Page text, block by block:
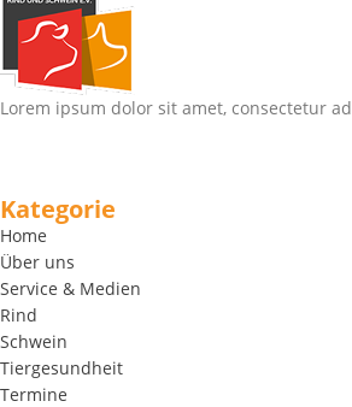
Lorem ipsum dolor sit amet, consectetur
Kategorie
Home
Über uns
Service & Medien
Rind
Schwein
Tiergesundheit
Termine